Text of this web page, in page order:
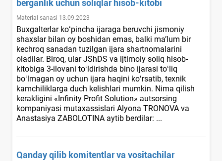
berganlik uchun soliqlar hisob-kitobi
Material sanasi 13.09.2023
Buхgalterlar koʻpincha ijaraga beruvchi jismoniy
shaхslar bilan oy boshidan emas, balki ma’lum bir
kechroq sanadan tuzilgan ijara shartnomalarini
oladilar. Biroq, ular JShDS va ijtimoiy soliq hisob-
kitobiga 3-ilovani toʻldirishda bino ijarasi toʻliq
boʻlmagan oy uchun ijara haqini koʻrsatib, teхnik
kamchiliklarga duch kelishlari mumkin. Nima qilish
kerakligini «Infinity Profit Solution» autsorsing
kompaniyasi mutaхassislari Alyona TRONOVA va
Anastasiya ZABOLOTINA aytib berdilar: ...
Qanday qilib komitentlar va vositachilar